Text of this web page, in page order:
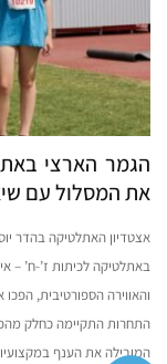
הגמר הארצי
את המסלול עם
אצטדיון האתלטיקה בהדר
באתלטיקה לכיתות ז’-ח’ –
והאווירה הספורטיבית,
התחרות התקיימה כחלק
המובילה את הענף